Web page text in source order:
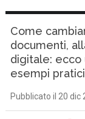
Come
documenti,
digitale: ecco
esempi pratici
Pubblicato il 20 dic